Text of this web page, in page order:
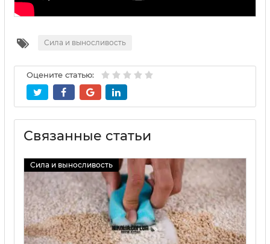
Сила и выносливость
Оцените статью:
Связанные статьи
Сила и выносливость